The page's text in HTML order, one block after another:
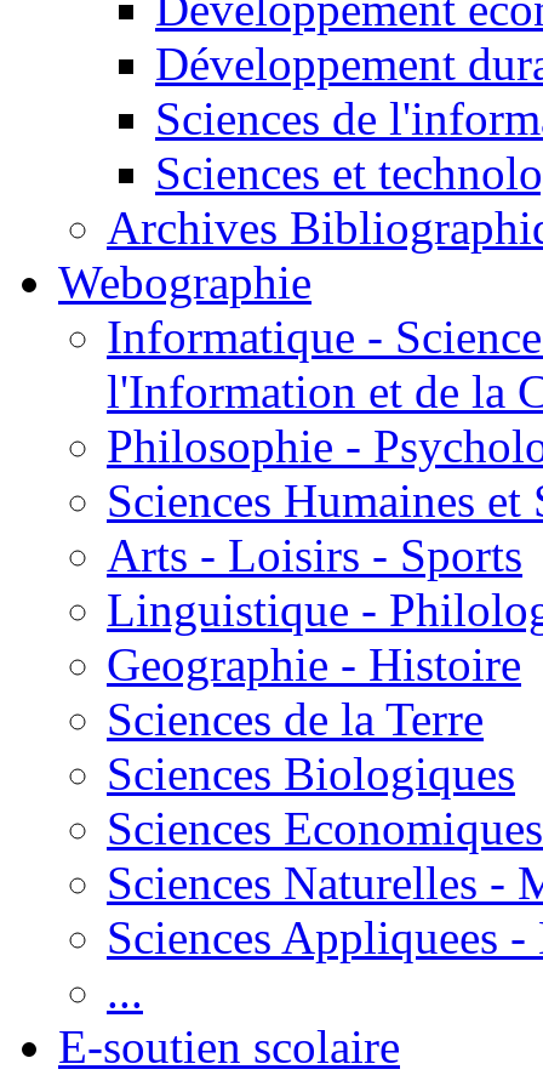
Développement
Sciences de
Sciences et
Archives
Webographie
Informatique -
l'Information et de la
Philosophie -
Sciences Humaines et
Arts - Loisirs - Sports
Linguistique -
Geographie - Histoire
Sciences de la Terre
Sciences Biologiques
Sciences Economiques
Sciences Naturelles -
Sciences Appliquees
...
E-soutien scolaire